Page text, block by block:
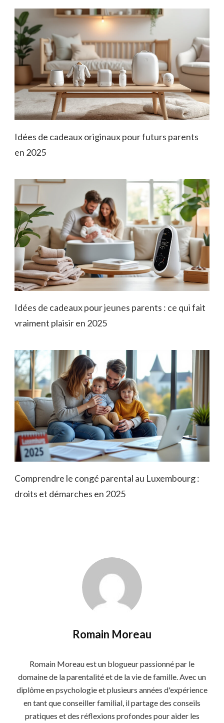
Idées de cadeaux originaux pour futurs parents
en 2025
Idées de cadeaux pour jeunes parents : ce qui fait
vraiment plaisir en 2025
Comprendre le congé parental au Luxembourg :
droits et démarches en 2025
Romain Moreau
Romain Moreau est un blogueur passionné par le
domaine de la parentalité et de la vie de famille. Avec un
diplôme en psychologie et plusieurs années d'expérience
en tant que conseiller familial, il partage des conseils
pratiques et des réflexions profondes pour aider les